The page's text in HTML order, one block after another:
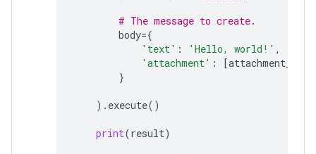
# The message to create.
body={
'text' : 'Hello, world!' ,
'attachment' : [
}
) . execute()
print(result)